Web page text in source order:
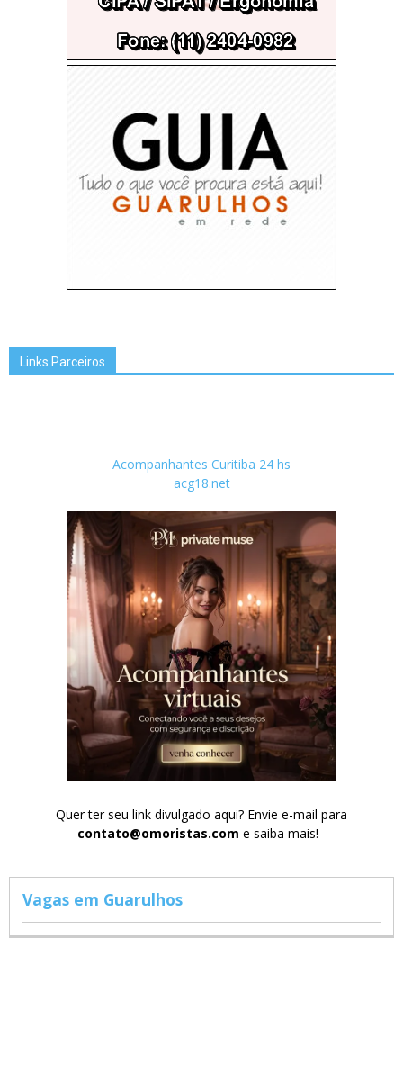
Links Parceiros
Acompanhantes Curitiba 24 hs
acg18.net
Quer ter seu link divulgado aqui? Envie e-mail para
contato@omoristas.com e saiba mais!
Vagas em Guarulhos